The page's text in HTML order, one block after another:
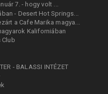
7. - hogy volt ...
- Desert Hot Springs...
a Cafe Marika magya...
Kaliforniában
Club
- BALASSI INTÉZET